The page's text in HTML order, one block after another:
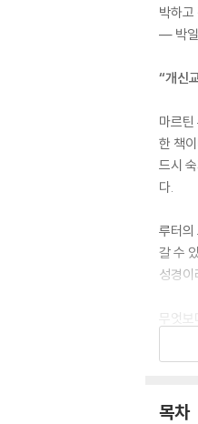
박하
― 박일
“개신
마르틴
한 책
드시
다.
루터의
갈 수
성경
무엇보
다.
침이
종교
목차